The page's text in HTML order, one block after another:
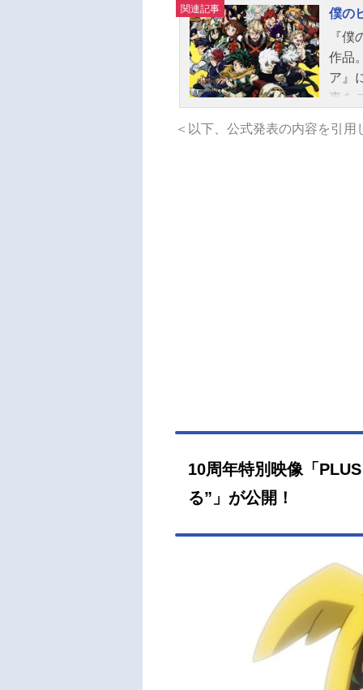
関連記事
僕の
『
作品
ア』
事を
＜以下、公式発表の内容を引
10周年特別映像「
る”」が公開！